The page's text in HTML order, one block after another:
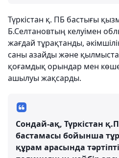
Түркістан қ. ПБ бастығы
Б.Селтановтың келуімен
жағдай тұрақтанды,
саны азайды және
қоғамдық орындар мен
ашылуы жақсарды.
Сондай-ақ, Түркістан
бастамасы бойынша
құрам арасында